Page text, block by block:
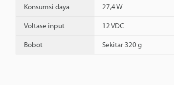
Konsumsi daya 27,4 W
Voltase input 12 VDC
Bobot Sekitar 320 g